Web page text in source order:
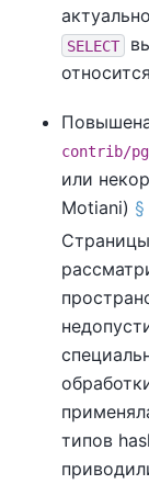
SELECT
contrib/
или
Motiani) §
типов